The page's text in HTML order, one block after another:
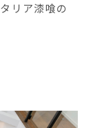
リア漆喰の